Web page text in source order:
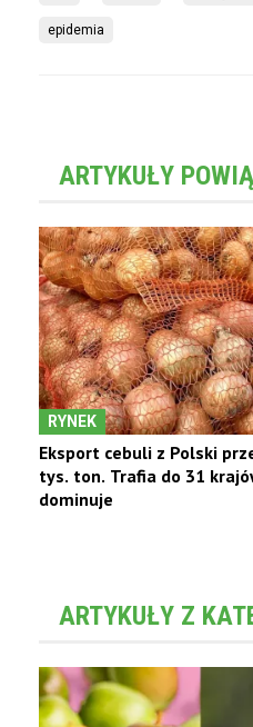
epidemia
ARTYKUŁY
RYNEK
Eksport cebuli z Polski
tys. ton. Trafia do 31
dominuje
ARTYKUŁY Z